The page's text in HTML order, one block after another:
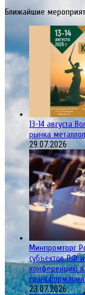
Ближайшие
13-14 августа
рынка
29.07.2026
Минпромторг
субъектов РФ
конференцию в
23.07.2026